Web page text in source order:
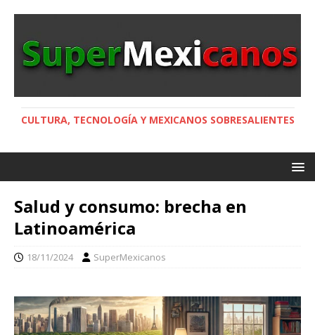
CULTURA, TECNOLOGÍA Y MEXICANOS SOBRESALIENTES
Salud y consumo: brecha en
Latinoamérica
18/11/2024 SuperMexicanos